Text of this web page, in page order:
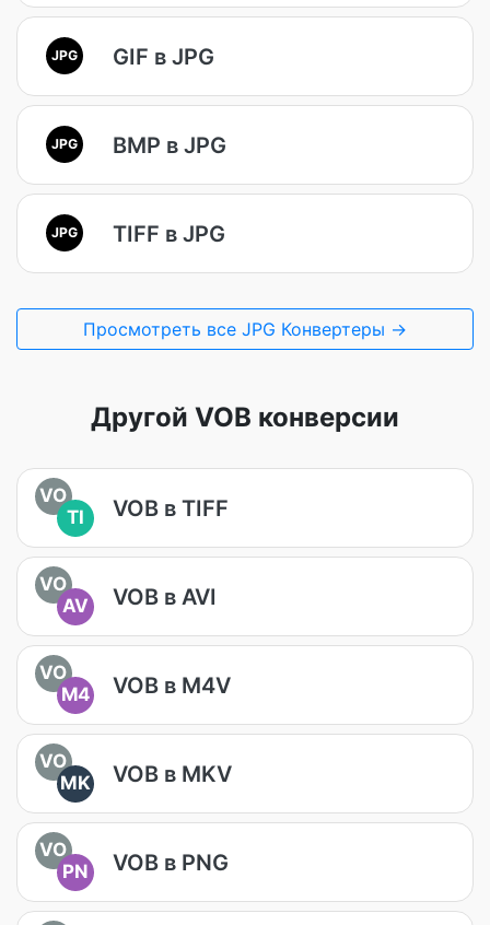
JPG GIF в JPG
JPG BMP в JPG
JPG TIFF в JPG
Просмотреть все JPG Конвертеры →
Другой VOB конверсии
VO
TI
VOB в TIFF
VO
AV
VOB в AVI
VO
M4
VOB в M4V
VO
MK
VOB в MKV
VO
PN
VOB в PNG